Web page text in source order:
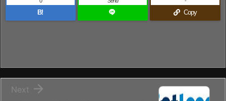
B! Copy

Next